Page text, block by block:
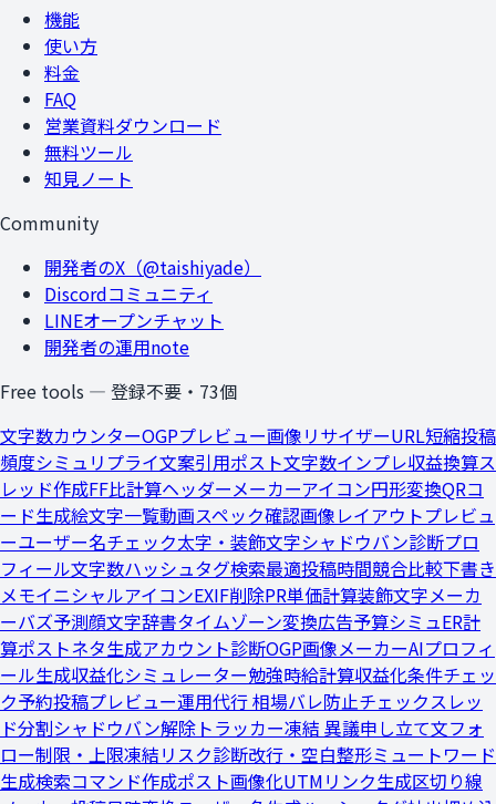
機能
使い方
料金
FAQ
営業資料ダウンロード
無料ツール
知見ノート
Community
開発者のX（@taishiyade）
Discordコミュニティ
LINEオープンチャット
開発者の運用note
Free tools — 登録不要・ 73個
文字数カウンターOGPプレビュー画像リサイザーURL短縮投稿
頻度シミュ リプライ文案引用ポスト文字数インプレ収益換算ス
レッド作成FF比計算ヘッダーメーカーアイコン円形変換QRコ
ード生成絵文字一覧動画スペック確認画像レイアウトプレビュ
ーユーザー名チェック太字・装飾文字シャドウバン診断プロ
フィール文字数ハッシュタグ検索最適投稿時間競合比較下書き
メモイニシャルアイコンEXIF削除PR単価計算装飾文字メーカ
ーバズ予測顔文字辞書タイムゾーン変換広告予算シミュER計
算ポストネタ生成アカウント診断OGP画像メーカーAIプロフィ
ール生成収益化シミュレーター勉強時給計算収益化条件チェッ
ク予約投稿プレビュー運用代行 相場バレ防止チェックスレッ
ド分割シャドウバン解除トラッカー凍結 異議申し立て文フォ
ロー制限・上限凍結リスク診断改行・空白整形ミュートワード
生成検索コマンド作成ポスト画像化UTMリンク生成区切り線